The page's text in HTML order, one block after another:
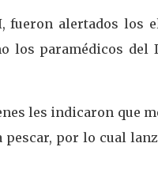
fueron alertados los
los paramédicos del
les indicaron que
pescar, por lo cual